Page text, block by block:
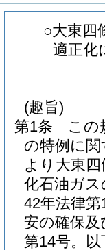
○大東四
適正化
(趣旨)
第1条
この
の特例に
より大東
化石油ガ
42年法律
安の確保
第14号。